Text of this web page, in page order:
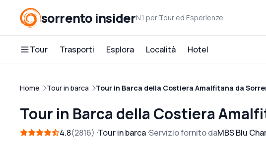
sorrento insiderN.1 per Tour ed Esperienze
Tour Trasporti Esplora Località Hotel
Home Tour in barca Tour in Barca della Costiera Amalfitana da
Tour in Barca della Costiera
4.8 2816 Tour in barca Servizio fornito daMBS Blu